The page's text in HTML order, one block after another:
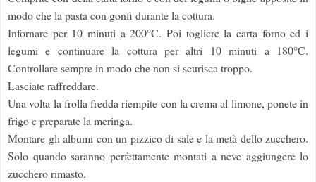
modo che la pasta con gonfi durante la cottura.
Infornare per 10 minuti a 200°C. Poi togliere la carta forno ed i
legumi e continuare la cottura per altri 10 minuti a 180°C.
Controllare sempre in modo che non si scurisca troppo.
Lasciate raffreddare.
Una volta la frolla fredda riempite con la crema al limone, ponete in
frigo e preparate la meringa.
Montare gli albumi con un pizzico di sale e la metà dello zucchero.
Solo quando saranno perfettamente montati a neve aggiungere lo
zucchero rimasto.